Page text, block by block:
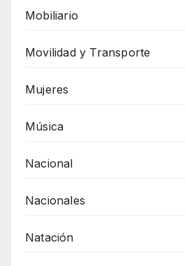
Mobiliario
Movilidad y Transporte
Mujeres
Música
Nacional
Nacionales
Natación